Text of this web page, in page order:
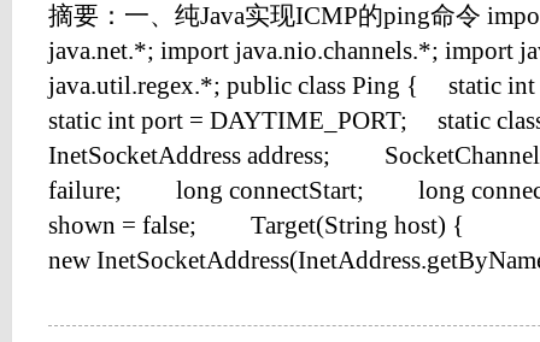
摘要：一、纯Java实现ICMP的ping命令
java.net.*; import java.nio.channels.*; import
java.util.regex.*; public class Ping { static
static int port = DAYTIME_PORT; static
InetSocketAddress address;
failure; long connectStart; long
shown = false; Target(String
new